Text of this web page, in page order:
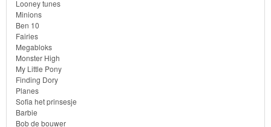
Trolls
Turtles
Transformers
Back
to
Looney tunes
Minions
Ben 10
Fairies
Megabloks
Monster High
My Little Pony
Finding Dory
Planes
Sofia het prinsesje
Barbie
Bob de bouwer